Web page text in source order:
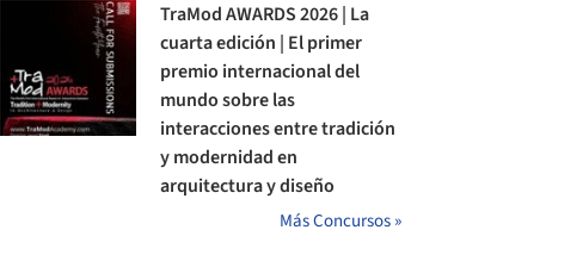
TraMod AWARDS 2026 | La
cuarta edición | El primer
premio internacional del
mundo sobre las
interacciones entre tradición
y modernidad en
arquitectura y diseño
Más Concursos »